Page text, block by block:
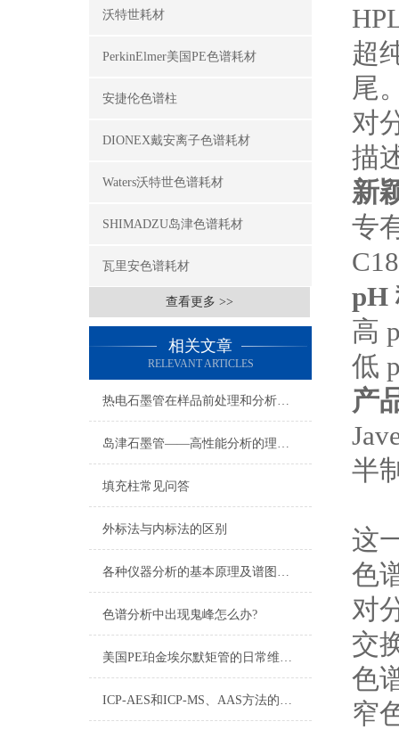
沃特世耗材
PerkinElmer美国PE色谱耗材
安捷伦色谱柱
DIONEX戴安离子色谱耗材
Waters沃特世色谱耗材
SHIMADZU岛津色谱耗材
瓦里安色谱耗材
查看更多 >>
相关文章
RELEVANT ARTICLES
热电石墨管在样品前处理和分析测试中的应用优势
岛津石墨管——高性能分析的理想选择
填充柱常见问答
外标法与内标法的区别
各种仪器分析的基本原理及谱图表示方法
色谱分析中出现鬼峰怎么办?
美国PE珀金埃尔默矩管的日常维护与保养技巧
ICP-AES和ICP-MS、AAS方法的比较
超
尾
对
描
新
专
pH
高
低
产
半
这
色
对
交
色
窄